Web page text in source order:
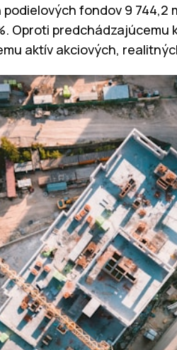
fondov 9 744,2
Oproti predchádzajúcemu
aktív akciových,